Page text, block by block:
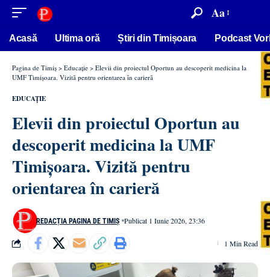
conținut Aa
Acasă Ultima oră Știri din Timișoara Podcast
Pagina de Timiș > Educație > Elevii din proiectul Oportun au descoperit medicina la
UMF Timișoara. Vizită pentru orientarea în carieră
EDUCAȚIE
Elevii din proiectul Oportun au
descoperit medicina la UMF
Timișoara. Vizită pentru
orientarea în carieră
REDACȚIA PAGINA DE TIMIȘ Publicat 1 Iunie 2026, 23:36
1 Min Read